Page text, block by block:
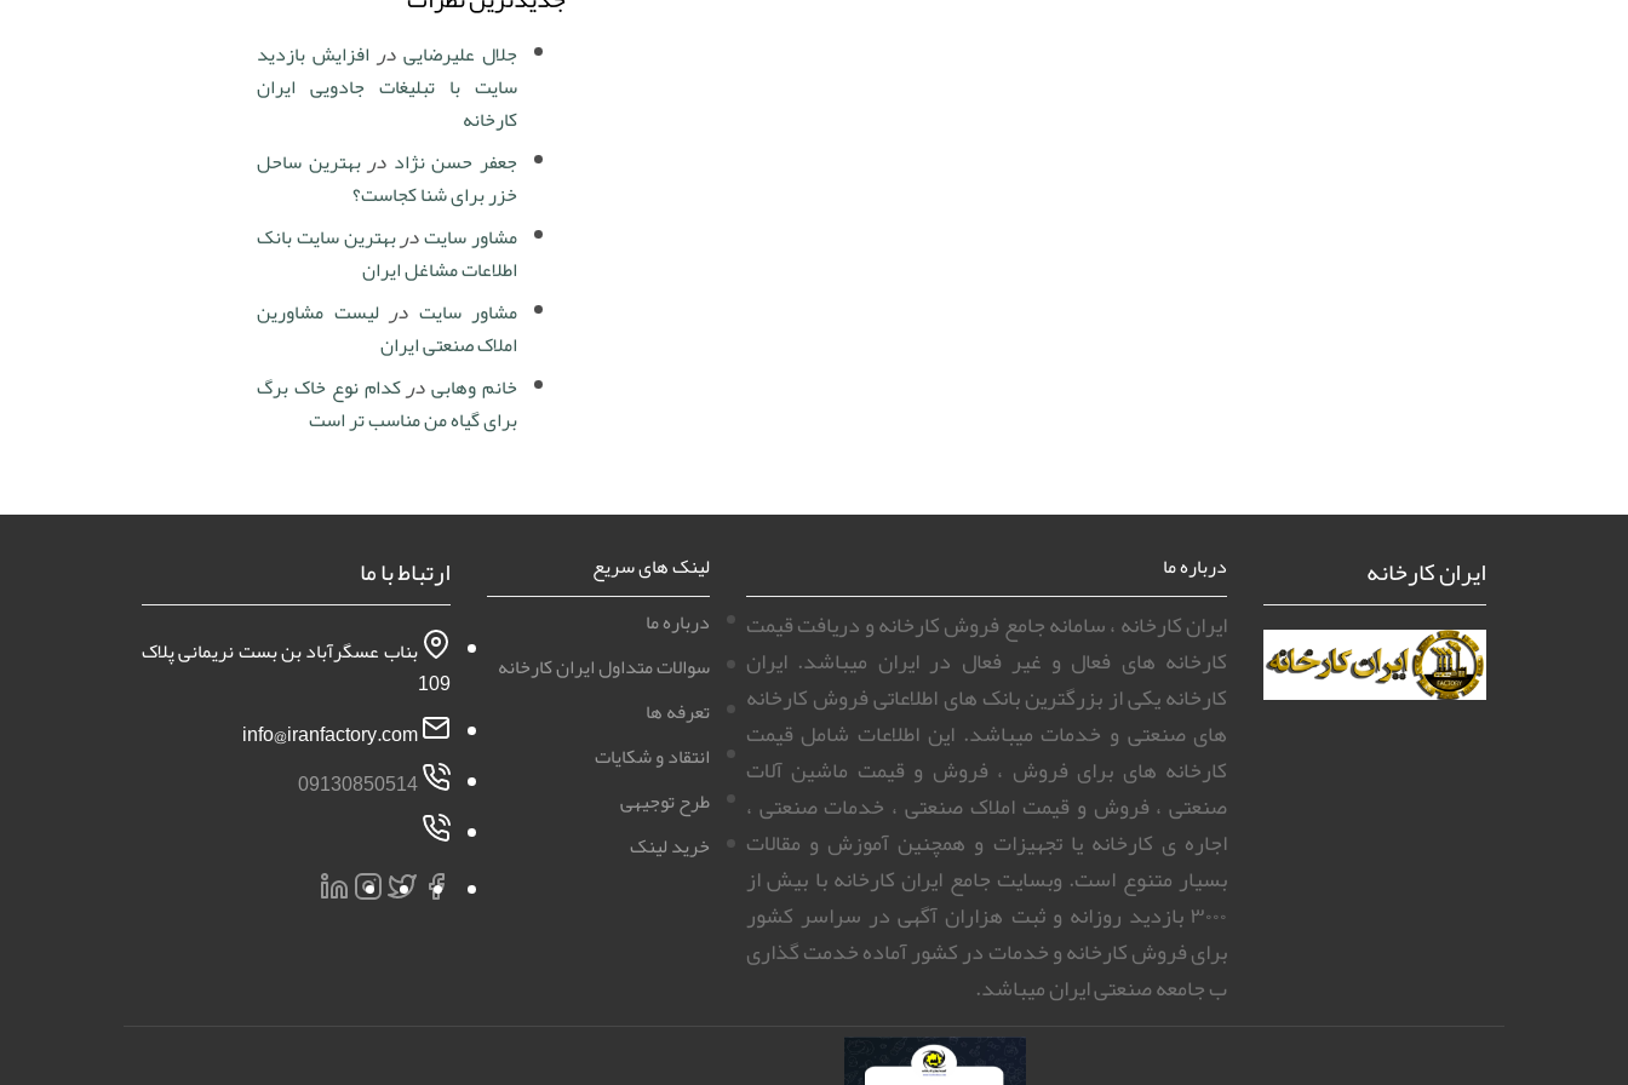
جلال علیرضاییدرافزایش بازدید
سایت با تبلیغات جادویی ایران
کارخانه
جعفر حسن نژاد دربهترین ساحل
خزر برای شنا کجاست؟
مشاور سایتدربهترین سایت بانک
اطلاعات مشاغل ایران
مشاور سایت درلیست مشاورین
املاک صنعتی ایران
خانم وهابیدرکدام نوع خاک برگ
برای گیاه من مناسب تر است
ایران کارخانه درباره ما
ایران کارخانه ، سامانه جامع فروش کارخانه و دریافت قیمت
کارخانه های فعال و غیر فعال در ایران میباشد. ایران
کارخانه یکی از بزرگترین بانک های اطلاعاتی فروش کارخانه
های صنعتی و خدمات میباشد. این اطلاعات شامل قیمت
کارخانه های برای فروش ، فروش و قیمت ماشین آلات
صنعتی ، فروش و قیمت املاک صنعتی ، خدمات صنعتی ،
اجاره ی کارخانه یا تجهیزات و همچنین آموزش و مقالات
بسیار متنوع است. وبسایت جامع ایران کارخانه با بیش از
۳۰۰۰ بازدید روزانه و ثبت هزاران آگهی در سراسر کشور
برای فروش کارخانه و خدمات در کشور آماده خدمت گذاری
ب جامعه صنعتی ایران میباشد.
لینک های سریع
درباره ما
سوالات متداول ایران کارخانه
تعرفه ها
انتقاد و شکایات
طرح توجیهی
خرید لینک
ارتباط با ما
بناب عسگرآباد بن بست نریمانی پلاک
109
09130850514